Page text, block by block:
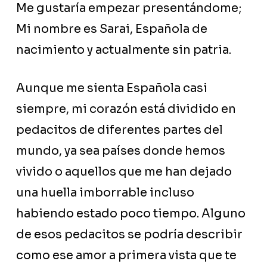
Me gustaría empezar presentándome;
Mi nombre es Sarai, Española de
nacimiento y actualmente sin patria.
Aunque me sienta Española casi
siempre, mi corazón está dividido en
pedacitos de diferentes partes del
mundo, ya sea países donde hemos
vivido o aquellos que me han dejado
una huella imborrable incluso
habiendo estado poco tiempo. Alguno
de esos pedacitos se podría describir
como ese amor a primera vista que te